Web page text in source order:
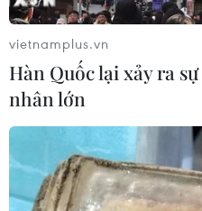
vietnamplus.vn
Hàn Quốc lại xảy ra
nhân lớn